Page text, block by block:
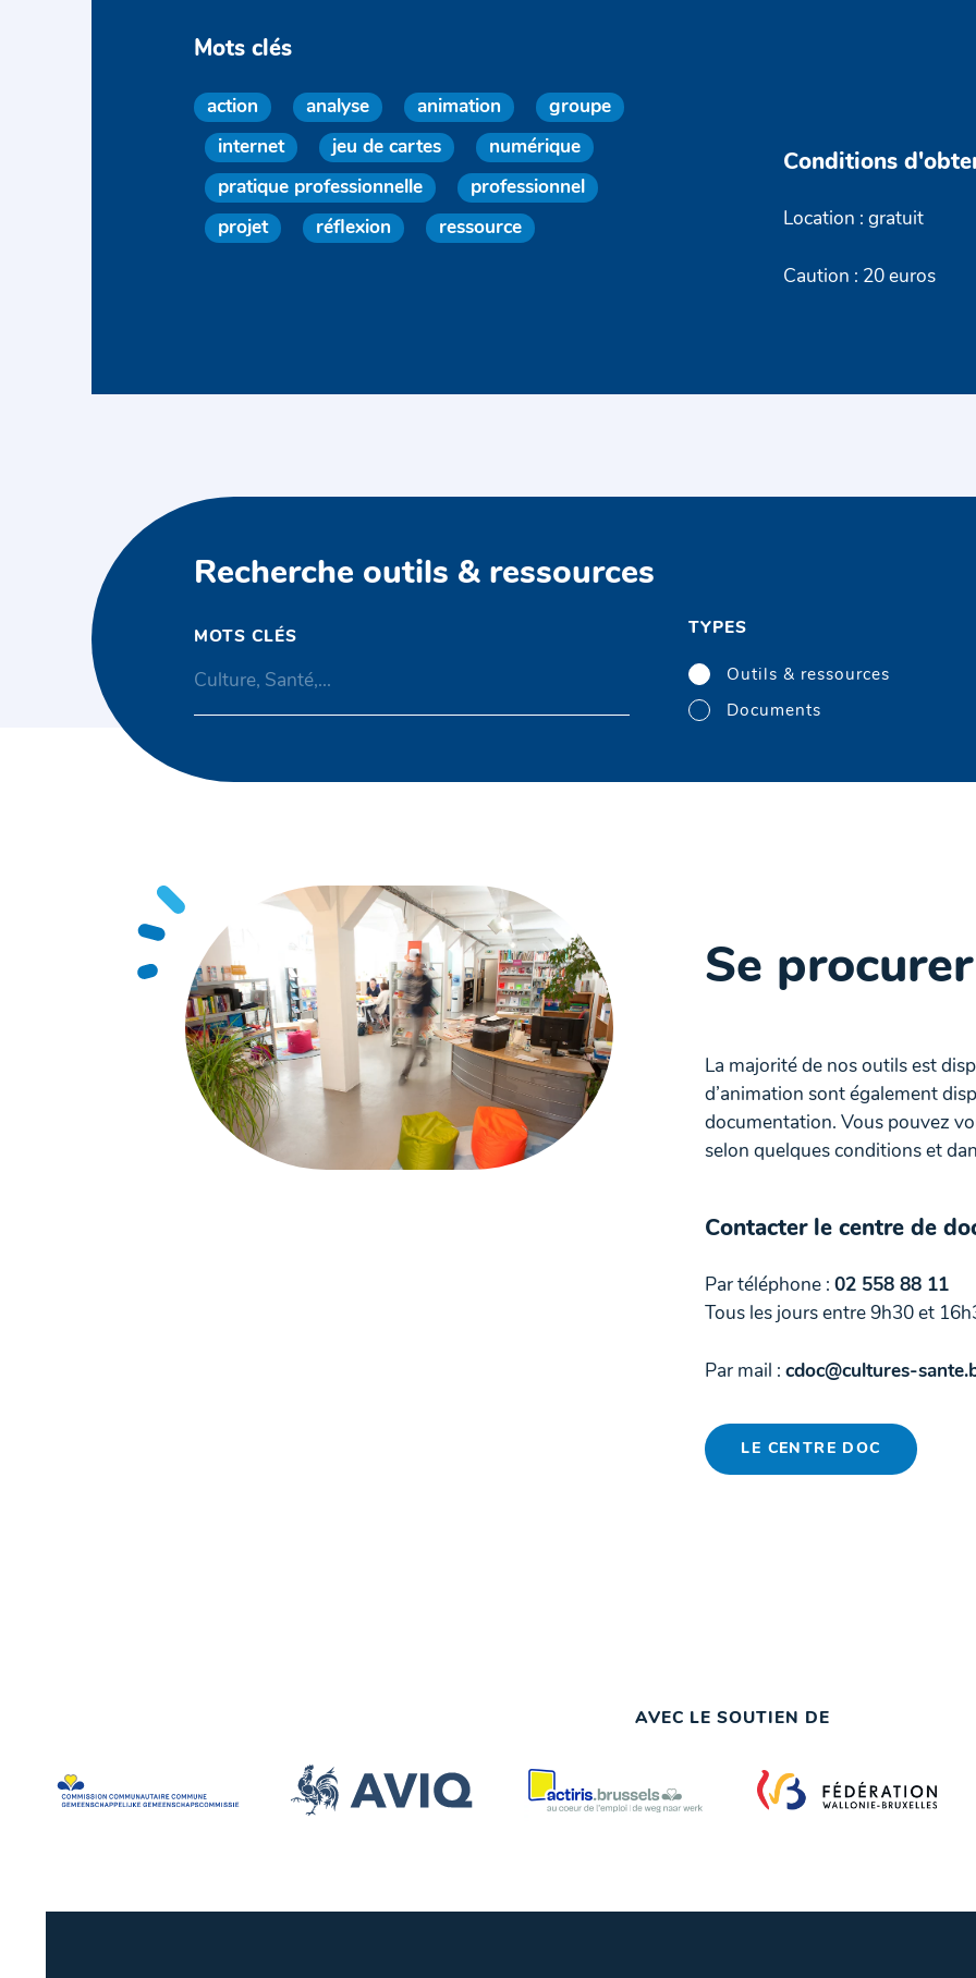
Mots clés
action analyse animation groupe
internet jeu de cartes numérique
pratique professionnelle professionnel
projet réflexion ressource
Conditions
Location : gratuit
Caution : 20 euros
Recherche outils & ressources
MOTS CLÉS TYPES
Outils & ressources
Documents
Se
La majorité de nos outils est
d’animation sont également
documentation. Vous pouvez
selon quelques conditions et
Contacter le centre de
Par téléphone : 02 558 88 11
Tous les jours entre 9h30 et
Par mail : cdoc@cultures-
LE CENTRE DOC
AVEC LE SOUTIEN DE